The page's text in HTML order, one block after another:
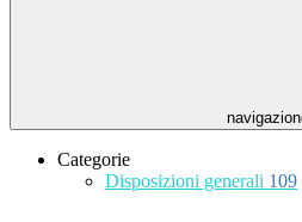
Categorie
Disposizioni generali 109